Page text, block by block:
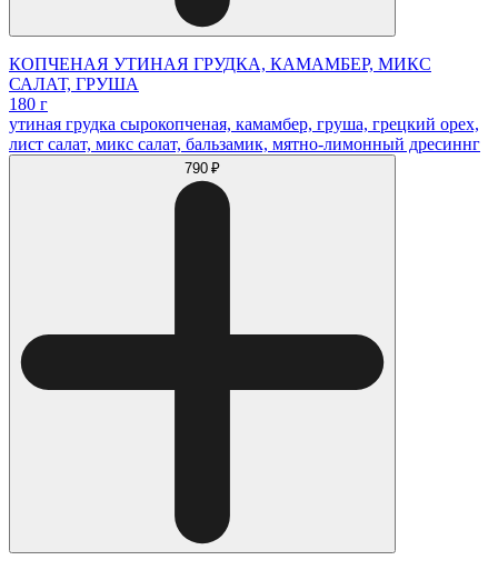
КОПЧЕНАЯ УТИНАЯ ГРУДКА, КАМАМБЕР, МИКС
САЛАТ, ГРУША
180 г
утиная грудка сырокопченая, камамбер, груша, грецкий орех,
лист салат, микс салат, бальзамик, мятно-лимонный дресиннг
790 ₽